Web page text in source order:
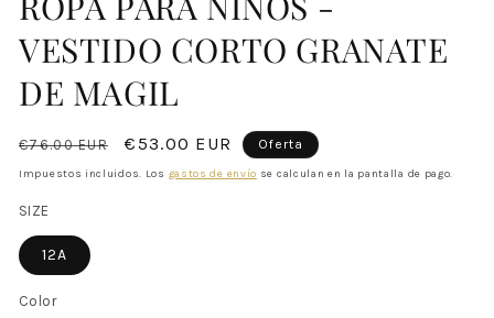
modal
VESTIDO CORTO GRANATE
DE MAGIL
Precio
habitual
€76.00 EUR
Precio
de
€53.00 EUR Oferta
Impuestos incluidos. Los gastos de envío se calculan en la pantalla de pago.
SIZE
12A
Color